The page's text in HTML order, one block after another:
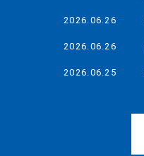
2026.06.26
2026.06.26
2026.06.25